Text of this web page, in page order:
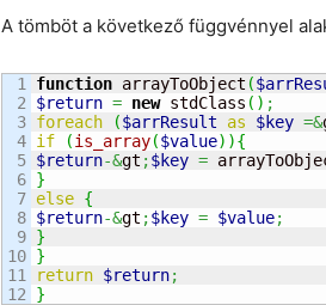
A tömböt a következő függvénnyel
1
2
3
4
5
6
7
8
9
10
11
function arrayToObject (
$return = new stdClass ( ) ;
foreach
($arrResult as $key =&
if
(is_array($value) ){
$return-&gt ;$key =
}
else {
$return-&gt ;$key = $value;
}
}
return $return;
}